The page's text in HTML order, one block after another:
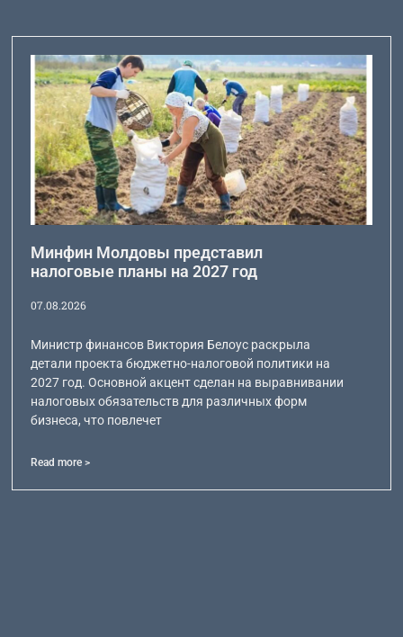
Минфин Молдовы представил
налоговые планы на 2027 год
07.08.2026
Министр финансов Виктория Белоус раскрыла
детали проекта бюджетно-налоговой политики на
2027 год. Основной акцент сделан на выравнивании
налоговых обязательств для различных форм
бизнеса, что повлечет
Read more >